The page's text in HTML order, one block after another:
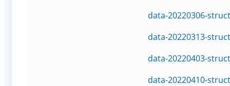
data-20220306-
data-20220313-
data-20220403-
data-20220410-